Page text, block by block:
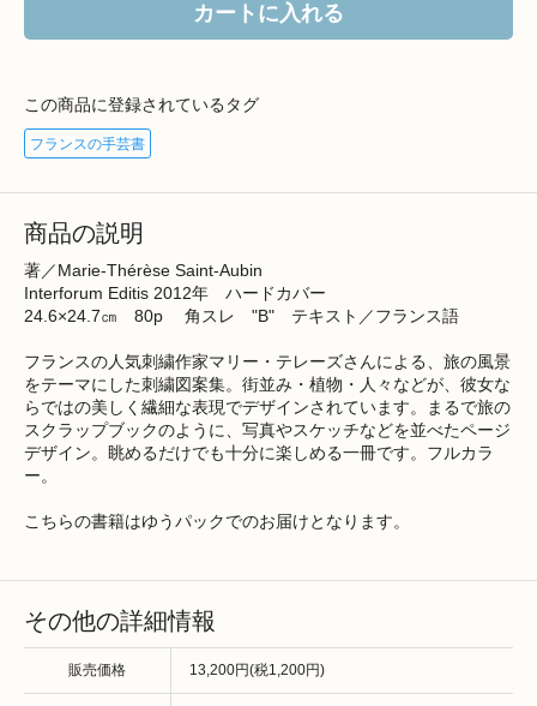
カートに入れる
この商品に登録されているタグ
フランスの手芸書
商品の説明
著／Marie-Thérèse Saint-Aubin
Interforum Editis 2012年 ハードカバー
24.6×24.7㎝ 80p 角スレ "B" テキスト／フランス語
フランスの人気刺繍作家マリー・テレーズさんによる、旅の風景
をテーマにした刺繍図案集。街並み・植物・人々などが、彼女な
らではの美しく繊細な表現でデザインされています。まるで旅の
スクラップブックのように、写真やスケッチなどを並べたページ
デザイン。眺めるだけでも十分に楽しめる一冊です。フルカラ
ー。
こちらの書籍はゆうパックでのお届けとなります。
その他の詳細情報
販売価格 13,200円(税1,200円)